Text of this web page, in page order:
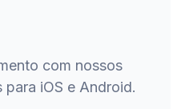
com nossos
iOS e Android.